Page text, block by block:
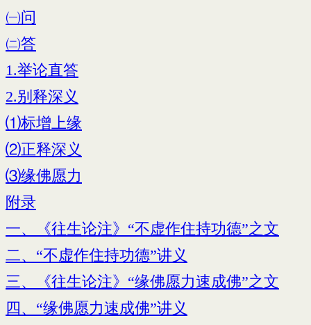
㈠问
㈡答
1.举论直答
2.别释深义
⑴标增上缘
⑵正释深义
⑶缘佛愿力
附录
一、《往生论注》“不虚作住持功德”之文
二、“不虚作住持功德”讲义
三、《往生论注》“缘佛愿力速成佛”之文
四、“缘佛愿力速成佛”讲义